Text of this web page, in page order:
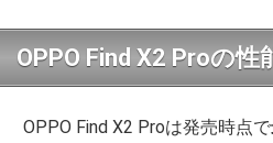
OPPO Find X2 Proの性
OPPO Find X2 Proは発売時点で